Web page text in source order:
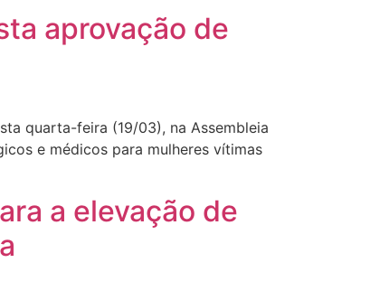
aprovação de
quarta-feira (19/03), na Assembleia
e médicos para mulheres vítimas
a elevação de